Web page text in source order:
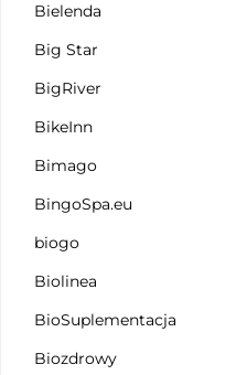
Bielenda
Big Star
BigRiver
BikeInn
Bimago
BingoSpa.eu
biogo
Biolinea
BioSuplementacja
Biozdrowy